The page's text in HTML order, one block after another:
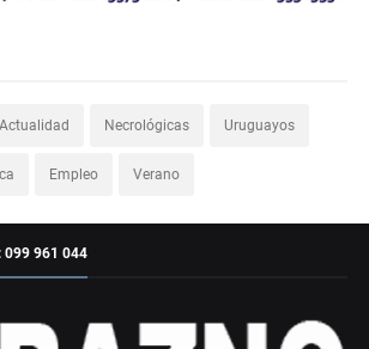
Actualidad Necrológicas Uruguayos
Empleo Verano
099 961 044